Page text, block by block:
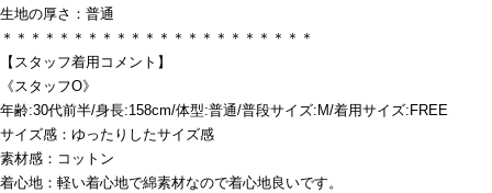
生地の厚さ：普通
＊＊＊＊＊＊＊＊＊＊＊＊＊＊＊＊＊＊＊＊＊＊
【スタッフ着用コメント】
《スタッフO》
年齢:30代前半/身長:158cm/体型:普通/普段サイズ:M/着用サイズ:FREE
サイズ感：ゆったりしたサイズ感
素材感：コットン
着心地：軽い着心地で綿素材なので着心地良いです。